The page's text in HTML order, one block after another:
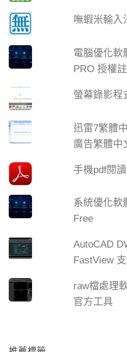
嘸蝦米輸入
電腦優化軟
PRO 授權
螢幕錄影程
迅雷7繁體
廣告繁體中
手機pdf閱
系統優化軟
Free
AutoCAD
FastView
raw檔處理
官方工具